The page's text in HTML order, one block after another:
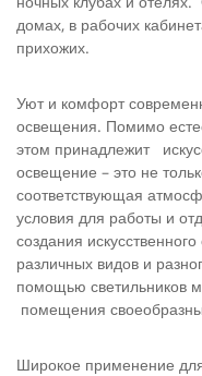
домах, в рабочих
прихожих.
Уют и комфорт
освещения. Помимо
этом принадлежит
освещение – это не
соответствующая
условия для работы и
создания
различных видов и
помощью светильников
помещения
Широкое применение